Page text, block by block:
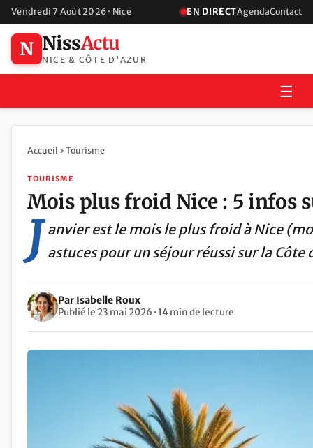
Vendredi 7 Août 2026 · Nice EN DIRECTAgendaContact
N NissActu
NICE & CÔTE D'AZUR
☰
Accueil › Tourisme
TOURISME
Mois plus froid Nice : 5 infos
J anvier est le mois le plus froid à Nice
astuces pour un séjour réussi sur la Côte
Par Isabelle Roux
Publié le 23 mai 2026 · 14 min de lecture